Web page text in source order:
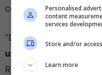
conquistato diversi
“Dal punto di vista
uno stipendio molto
Ragione – e
Personalised
content
services
Store and/or
Learn more